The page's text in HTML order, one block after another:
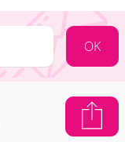
OK